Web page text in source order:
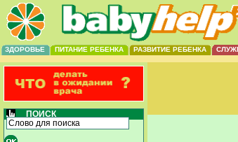
ЗДОРОВЬЕ ПИТАНИЕ РЕБЕНКА РАЗВИТИЕ РЕБЕНКА
ПОИСК